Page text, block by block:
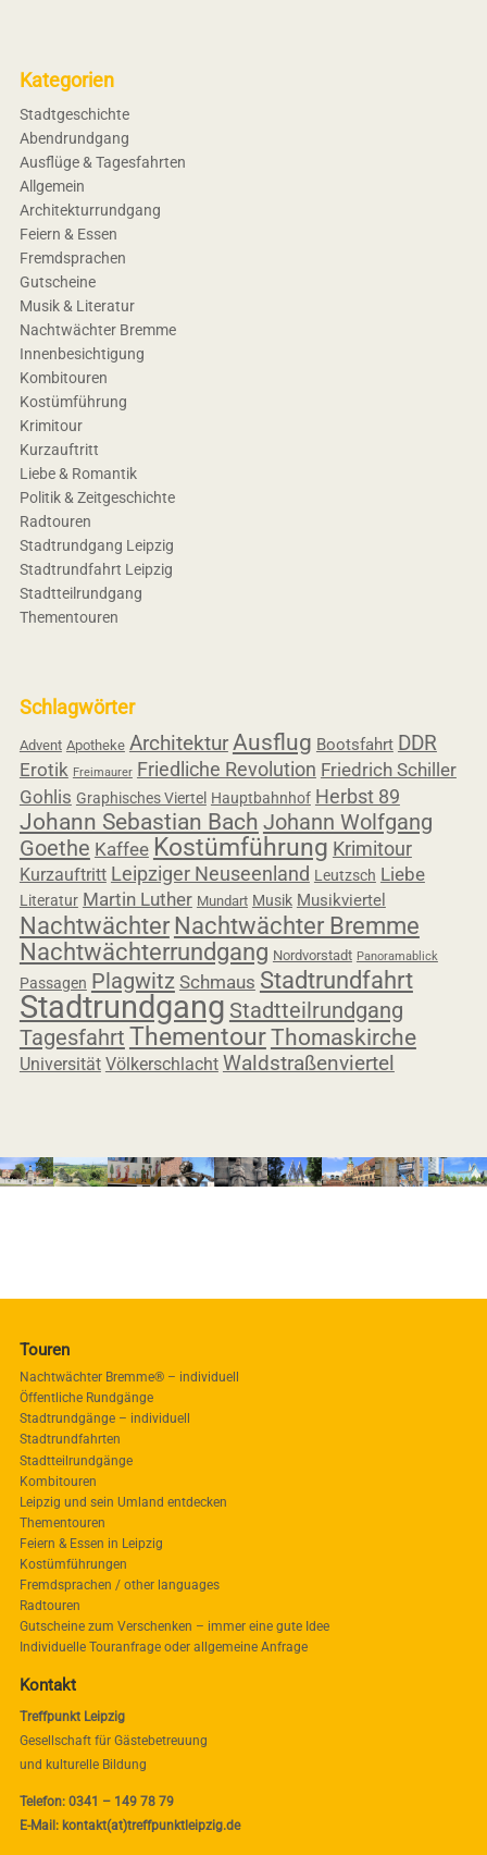
Kategorien
Stadtgeschichte
Abendrundgang
Ausflüge & Tagesfahrten
Allgemein
Architekturrundgang
Feiern & Essen
Fremdsprachen
Gutscheine
Musik & Literatur
Nachtwächter Bremme
Innenbesichtigung
Kombitouren
Kostümführung
Krimitour
Kurzauftritt
Liebe & Romantik
Politik & Zeitgeschichte
Radtouren
Stadtrundgang Leipzig
Stadtrundfahrt Leipzig
Stadtteilrundgang
Thementouren
Schlagwörter
Advent Apotheke Architektur Ausflug Bootsfahrt DDR
Erotik Freimaurer Friedliche Revolution Friedrich Schiller
Gohlis Graphisches Viertel Hauptbahnhof Herbst 89
Johann Sebastian Bach Johann Wolfgang
Goethe Kaffee Kostümführung Krimitour
Kurzauftritt Leipziger Neuseenland Leutzsch Liebe
Literatur Martin Luther Mundart Musik Musikviertel
NachtwächterNachtwächter Bremme
Nachtwächterrundgang Nordvorstadt Panoramablick
Passagen Plagwitz Schmaus Stadtrundfahrt
Stadtrundgang Stadtteilrundgang
Tagesfahrt ThementourThomaskirche
Universität Völkerschlacht Waldstraßenviertel
Touren
Nachtwächter Bremme® – individuell
Öffentliche Rundgänge
Stadtrundgänge – individuell
Stadtrundfahrten
Stadtteilrundgänge
Kombitouren
Leipzig und sein Umland entdecken
Thementouren
Feiern & Essen in Leipzig
Kostümführungen
Fremdsprachen / other languages
Radtouren
Gutscheine zum Verschenken – immer eine gute Idee
Individuelle Touranfrage oder allgemeine Anfrage
Kontakt
Treffpunkt Leipzig
Gesellschaft für Gästebetreuung
und kulturelle Bildung
Telefon: 0341 – 149 78 79
E-Mail: kontakt(at)treffpunktleipzig.de